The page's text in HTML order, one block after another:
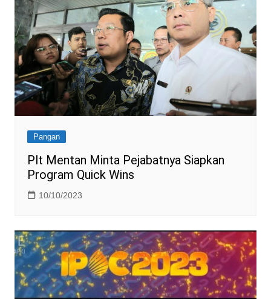
Pangan
Plt Mentan Minta Pejabatnya Siapkan
Program Quick Wins
10/10/2023